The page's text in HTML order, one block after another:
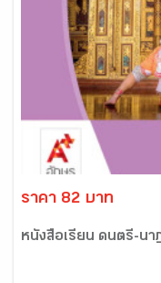
ราคา 82 บาท
หนังสือเรียน ดนตรี-นา